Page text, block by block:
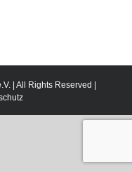
| All Rights Reserved |